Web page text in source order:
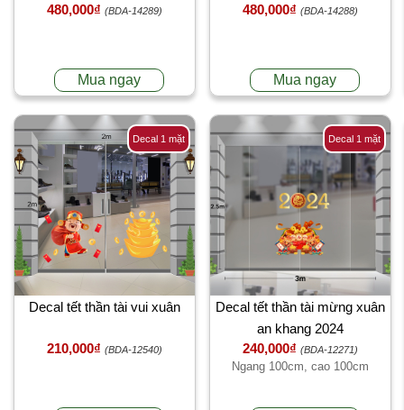
480,000₫ (BDA-14289)
Mua ngay
480,000₫ (BDA-14288)
Mua ngay
Decal 1 mặt
Decal tết thần tài vui xuân
210,000₫ (BDA-12540)
Decal 1 mặt
Decal tết thần tài mừng xuân
an khang 2024
240,000₫ (BDA-12271)
Ngang 100cm, cao 100cm